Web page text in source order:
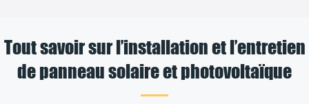
Tout savoir sur l’installation et l’entretien
de panneau solaire et photovoltaïque